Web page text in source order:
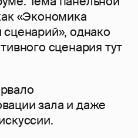
«Экономика
однако
сценария тут
зала и даже